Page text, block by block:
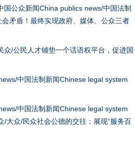
公众新闻China publics news/中国法制
矛盾！最终实现政府、媒体、公众三者
/公民人才铺垫一个话语权平台，促进国
中国法制新闻Chinese legal system
中国法制新闻Chinese legal system
大众/民众社会公德的交往；展现“服务百
别拿“量子”当幌子